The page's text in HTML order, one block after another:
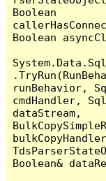
Boolean
Boolean
runBehavior,
cmdHandler,
dataStream,
Boolean&